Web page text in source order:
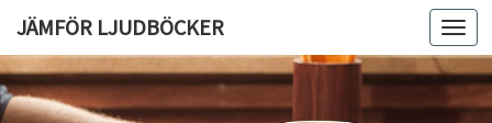
JÄMFÖR LJUDBÖCKER